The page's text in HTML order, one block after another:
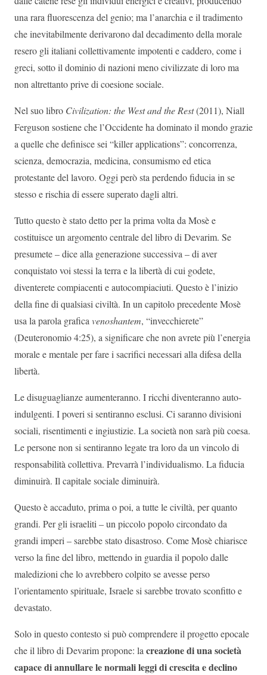
una rara fluorescenza del genio; ma l’anarchia e il tradimento
che inevitabilmente derivarono dal decadimento della morale
resero gli italiani collettivamente impotenti e caddero, come i
greci, sotto il dominio di nazioni meno civilizzate di loro ma
non altrettanto prive di coesione sociale.
Nel suo libro Civilization: the West and the Rest(2011), Niall
Ferguson sostiene che l’Occidente ha dominato il mondo grazie
a quelle che definisce sei “killer applications”: concorrenza,
scienza, democrazia, medicina, consumismo ed etica
protestante del lavoro. Oggi però sta perdendo fiducia in se
stesso e rischia di essere superato dagli altri.
Tutto questo è stato detto per la prima volta da Mosè e
costituisce un argomento centrale del libro di Devarim. Se
presumete – dice alla generazione successiva – di aver
conquistato voi stessi la terra e la libertà di cui godete,
diventerete compiacenti e autocompiaciuti. Questo è l’inizio
della fine di qualsiasi civiltà. In un capitolo precedente Mosè
usa la parola graficavenoshantem, “invecchierete”
(Deuteronomio 4:25), a significare che non avrete più l’energia
morale e mentale per fare i sacrifici necessari alla difesa della
libertà.
Le disuguaglianze aumenteranno. I ricchi diventeranno auto-
indulgenti. I poveri si sentiranno esclusi. Ci saranno divisioni
sociali, risentimenti e ingiustizie. La società non sarà più coesa.
Le persone non si sentiranno legate tra loro da un vincolo di
responsabilità collettiva. Prevarrà l’individualismo. La fiducia
diminuirà. Il capitale sociale diminuirà.
Questo è accaduto, prima o poi, a tutte le civiltà, per quanto
grandi. Per gli israeliti – un piccolo popolo circondato da
grandi imperi – sarebbe stato disastroso. Come Mosè chiarisce
verso la fine del libro, mettendo in guardia il popolo dalle
maledizioni che lo avrebbero colpito se avesse perso
l’orientamento spirituale, Israele si sarebbe trovato sconfitto e
devastato.
Solo in questo contesto si può comprendere il progetto epocale
che il libro di Devarim propone: lacreazione di una società
capace di annullare le normali leggi di crescita e declino